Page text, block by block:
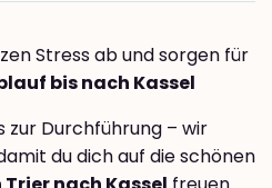
Stress ab und sorgen für
bis nach Kassel
zur Durchführung – wir
du dich auf die schönen